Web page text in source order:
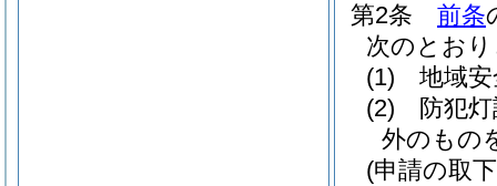
第2条
前条
次のとお
(1)
地域
(2)
防犯
外のもの
(申請の取